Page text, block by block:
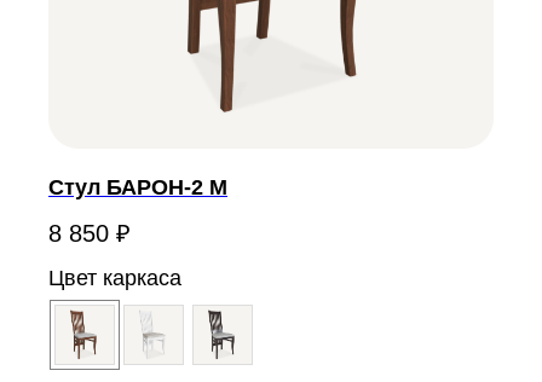
Стул БАРОН-2 М
8 850 ₽
Цвет каркаса